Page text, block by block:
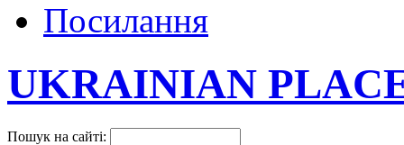
Посилання
UKRAINIAN
Пошук на сайті: